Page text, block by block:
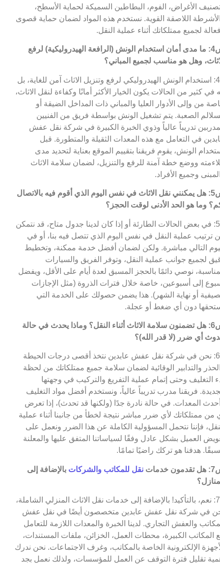
الأغراض، الفوم، البطاطين السميكة لحماية الأسطح،
اللاصقة القوية. نستخدم هذه المواد لضمان حماية قصوى
لجميع ممتلكاتك أثناء عملية النقل.
س4: ما مدى أمان استخدام الونش (الرافعة الهيدروليكية) لرفع
وهل هو مناسب لجميع المباني؟
ج4: استخدام الونش الهيدروليكي لرفع وتنزيل الاثاث آمن للغاية، بل
في كثير من الحالات يكون الخيار الأكثر أمانًا وكفاءة لنقل الاثاث،
من وإلى الأدوار العليا والمباني ذات المداخل الضيقة أو
الصعبة. يتم تشغيل الونش بواسطة فريق من الفنيين
تدريباً عالياً وذوي الخبرة الكبيرة في شركة نقل عفش
في التعامل مع هذه المعدات الثقيلة والمتطورة. قبل
الونش، يقوم فريقنا بتقييم الموقع بعناية لتحديد مدى
ووضع خطة آمنة للرفع والتنزيل، لضمان سلامة الاثاث
وجميع الأفراد.
س5: هل يمكنني نقل الاثاث في نفس اليوم الذي أقوم فيه بالاتصال
وما هو الحد الأدنى لوقت الحجز؟
ج5: في بعض الحالات الطارئة أو إذا كان لدينا جدول متاح، قد نتمكن
ترتيب عملية النقل في نفس اليوم الذي تتصل فيه بنا، أو في
التالي مباشرة. ولكن لضمان أفضل خدمة ممكنة، وتخطيط
لجميع جوانب عملية النقل، وتوفر الفريق والسيارات
نوصي دائمًا بالحجز المسبق لعدة أيام على الأقل، ويفضل
إلى أسبوعين، خاصة خلال فترات الذروة (مثل الإجازات
أو نهاية الشهر). هذا يضمن حصولك على الخدمة التي
دون أي ضغط أو عجلة.
س6: هل تضمنون سلامة الاثاث أثناء النقل؟ وماذا يحدث في حالة
أي ضرر (لا قدر الله)؟
ج6: نحن في شركة نقل عفش عابدين نتخذ أقصى درجات الحيطة
والتدابير الوقائية لضمان سلامة جميع ممتلكاتك من لحظة
التغليف وحتى إتمام عملية التفريغ والتركيب في وجهتها
فريقنا مدرب تدريباً عالياً، ونستخدم أفضل مواد التغليف
المعدات. في حالة نادرة جدًا (ولكنها قد تحدث)، إذا تعرض
من ممتلكاتك لأي ضرر مباشر نتيجة لخطأ من جانبنا أثناء عملية
فإننا نتحمل المسؤولية الكاملة عن هذا الضرر ونعمل على
العميل بشكل عادل وفقًا لسياساتنا المتفق عليها والمعلنة
هدفنا هو تركك راضيًا تمامًا.
خدمات نقل للمكاتب والشركات بالإضافة إلى
ج7: نعم، بالتأكيد! بالإضافة إلى خدمات نقل الاثاث المنزلي الشاملة،
في شركة نقل عفش عابدين متخصصون أيضًا في نقل عفش
والعفش التجاري. لدينا الخبرة والمعدات اللازمة للتعامل
المكاتب الكبيرة، محطات العمل، الخزائن، ملفات المستندات،
الإلكترونية الخاصة بالمكاتب، وغرف الاجتماعات. نحن ندرك
تقليل فترة التوقف عن العمل للمؤسسات، ولذلك نعمل بجد